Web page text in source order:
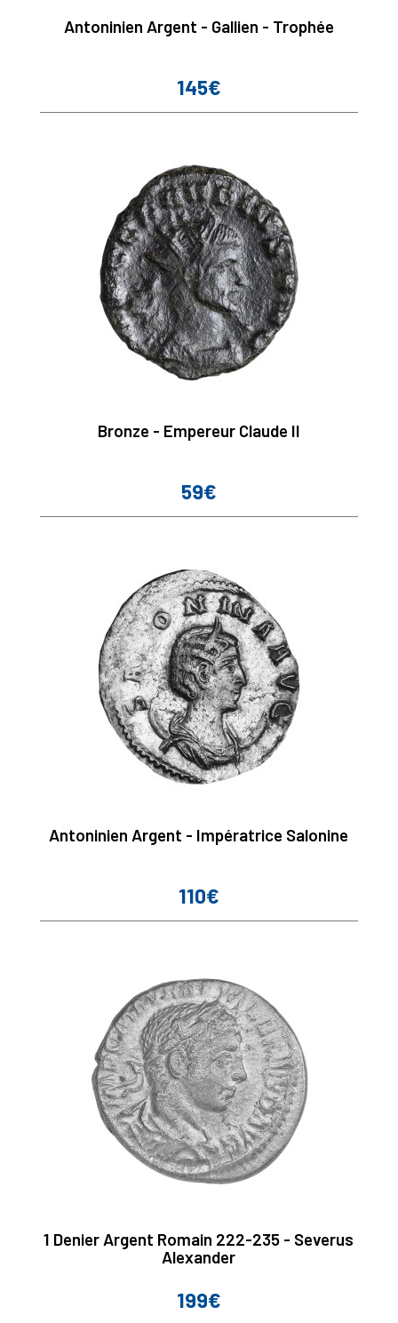
Antoninien Argent - Gallien - Trophée
Prix
145€
Bronze - Empereur Claude II
Prix
59€
Antoninien Argent - Impératrice Salonine
Prix
110€
1 Denier Argent Romain 222-235 - Severus
Alexander
Prix
199€